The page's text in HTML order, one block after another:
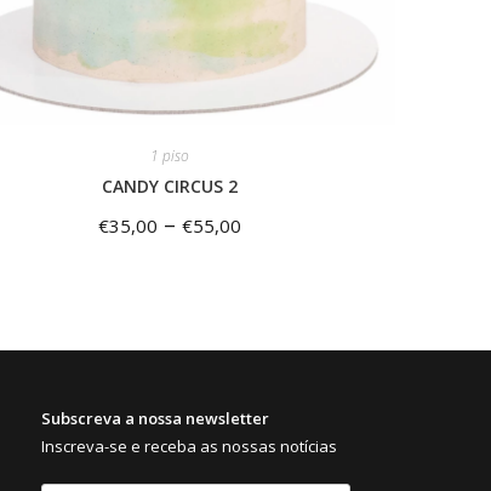
1 piso
CANDY CIRCUS 2
€35,00 – €55,00
Subscreva a nossa newsletter
Inscreva-se e receba as nossas notícias